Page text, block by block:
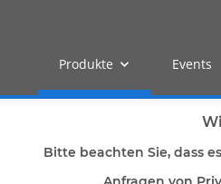
Produkte Events
Bitte beachten Sie, dass